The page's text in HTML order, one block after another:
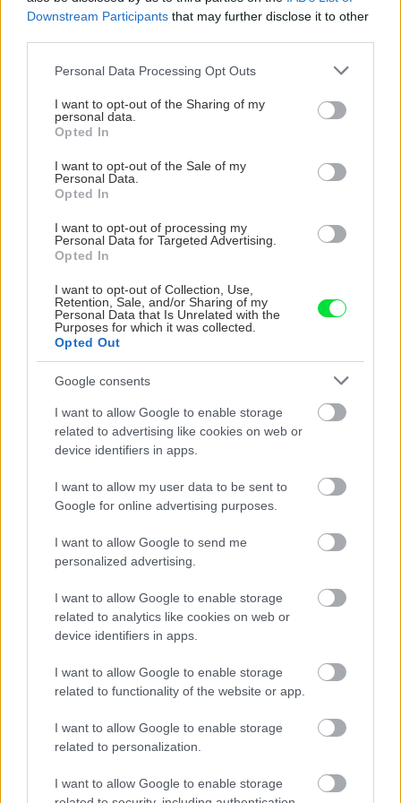
Downstream Participants that may further disclose it to other
Please note that this website/app uses one or more Google
not limited to your visit or usage behaviour. You may click to
grant or deny consent to Google and its third-party tags to
use your data for below specified purposes in below Google
consent section.
Personal Data Processing Opt Outs
I want to opt-out of the Sharing of my
personal data.
Opted In
I want to opt-out of the Sale of my
Personal Data.
Opted In
I want to opt-out of processing my
Personal Data for Targeted Advertising.
Opted In
I want to opt-out of Collection, Use,
Retention, Sale, and/or Sharing of my
Personal Data that Is Unrelated with the
Purposes for which it was collected.
Opted Out
Google consents
I want to allow Google to enable storage
related to advertising like cookies on web or
device identifiers in apps.
I want to allow my user data to be sent to
Google for online advertising purposes.
I want to allow Google to send me
personalized advertising.
I want to allow Google to enable storage
related to analytics like cookies on web or
device identifiers in apps.
I want to allow Google to enable storage
related to functionality of the website or app.
I want to allow Google to enable storage
related to personalization.
I want to allow Google to enable storage
CHALUPA
Na Morave prerobila
nepoznanie: Keď
vojdete dnu, zabudnete,
že nie ste v Toskánsku
Slovák sa nebál a v
Čičmanoch si postavil
montovaný domček v
Temné stránky chalúp:
10 najčastejších
vás môžu nepríjemne
prekvapiť
Žena, búracie kladivo a
premena zrubu z roku
1654 sa nevidí každý
deň!
DOM